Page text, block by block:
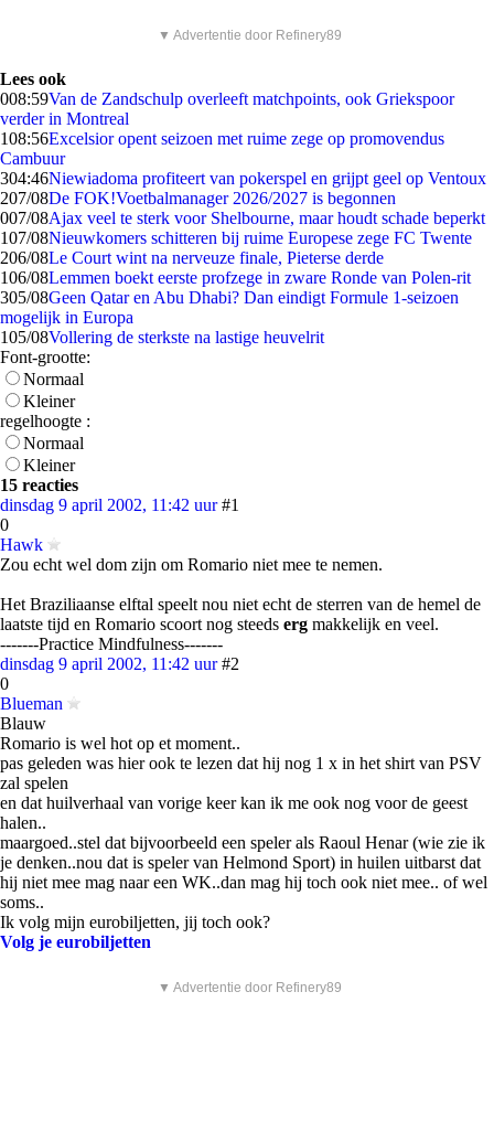
▼ Advertentie door Refinery89
Lees ook
008:59Van de Zandschulp overleeft matchpoints, ook Griekspoor
verder in Montreal
108:56Excelsior opent seizoen met ruime zege op promovendus
Cambuur
304:46Niewiadoma profiteert van pokerspel en grijpt geel op Ventoux
207/08De FOK!Voetbalmanager 2026/2027 is begonnen
007/08Ajax veel te sterk voor Shelbourne, maar houdt schade beperkt
107/08Nieuwkomers schitteren bij ruime Europese zege FC Twente
206/08Le Court wint na nerveuze finale, Pieterse derde
106/08Lemmen boekt eerste profzege in zware Ronde van Polen-rit
305/08Geen Qatar en Abu Dhabi? Dan eindigt Formule 1-seizoen
mogelijk in Europa
105/08Vollering de sterkste na lastige heuvelrit
Font-grootte:
Normaal
Kleiner
regelhoogte :
Normaal
Kleiner
15 reacties
dinsdag 9 april 2002, 11:42 uur #1
0
Hawk
Zou echt wel dom zijn om Romario niet mee te nemen.
Het Braziliaanse elftal speelt nou niet echt de sterren van de hemel de
laatste tijd en Romario scoort nog steeds erg makkelijk en veel.
-------Practice Mindfulness-------
dinsdag 9 april 2002, 11:42 uur #2
0
Blueman
Blauw
Romario is wel hot op et moment..
pas geleden was hier ook te lezen dat hij nog 1 x in het shirt van PSV
zal spelen
en dat huilverhaal van vorige keer kan ik me ook nog voor de geest
halen..
maargoed..stel dat bijvoorbeeld een speler als Raoul Henar (wie zie ik
je denken..nou dat is speler van Helmond Sport) in huilen uitbarst dat
hij niet mee mag naar een WK..dan mag hij toch ook niet mee.. of wel
soms..
Ik volg mijn eurobiljetten, jij toch ook?
Volg je eurobiljetten
▼ Advertentie door Refinery89